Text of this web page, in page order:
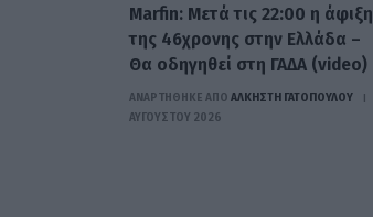
Marfin: Μετά τις 22:00 η άφιξη
της 46χρονης στην Ελλάδα –
Θα οδηγηθεί στη ΓΑΔΑ (video)
ΑΝΑΡΤΗΘΗΚΕ ΑΠΟ ΆΛΚΗΣΤΗ ΓΑΤΟΠΟΎΛΟΥ
ΑΥΓΟΎΣΤΟΥ 2026